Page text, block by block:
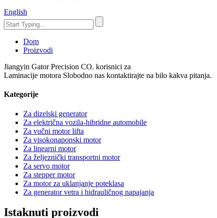
English
Dom
Proizvodi
Jiangyin Gator Precision CO. korisnici za
Laminacije motora Slobodno nas kontaktirajte na bilo kakva pitanja.
Kategorije
Za dizelski generator
Za električna vozila-hibridne automobile
Za vučni motor lifta
Za visokonaponski motor
Za linearni motor
Za željeznički transportni motor
Za servo motor
Za stepper motor
Za motor za uklanjanje poteklasa
Za generator vetra i hidrauličnog napajanja
Istaknuti proizvodi